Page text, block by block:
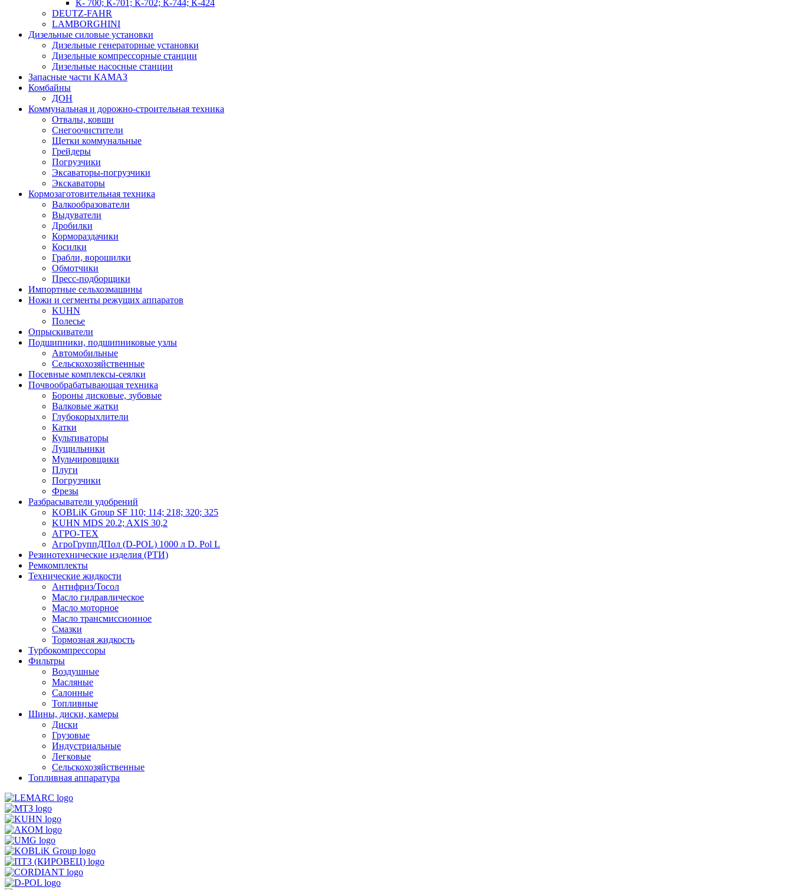
К- 700; К-701; К-702; К-744; К-424
DEUTZ-FAHR
LAMBORGHINI
Дизельные силовые установки
Дизельные генераторные установки
Дизельные компрессорные станции
Дизельные насосные станции
Запасные части КАМАЗ
Комбайны
ДОН
Коммунальная и дорожно-строительная техника
Отвалы, ковши
Снегоочистители
Щетки коммунальные
Грейдеры
Погрузчики
Эксаваторы-погрузчики
Экскаваторы
Кормозаготовительная техника
Валкообразователи
Выдуватели
Дробилки
Кормораздачики
Косилки
Грабли, ворошилки
Обмотчики
Пресс-подборщики
Импортные сельхозмашины
Ножи и сегменты режущих аппаратов
KUHN
Полесье
Опрыскиватели
Подшипники, подшипниковые узлы
Автомобильные
Сельскохозяйственные
Посевные комплексы-сеялки
Почвообрабатывающая техника
Бороны дисковые, зубовые
Валковые жатки
Глубокорыхлители
Катки
Культиваторы
Лущильники
Мульчировщики
Плуги
Погрузчики
Фрезы
Разбрасыватели удобрений
KOBLiK Group SF 110; 114; 218; 320; 325
KUHN MDS 20.2; AXIS 30,2
АГРО-ТЕХ
АгроГруппДПол (D-POL) 1000 л D. Pol L
Резинотехнические изделия (РТИ)
Ремкомплекты
Технические жидкости
Антифриз/Тосол
Масло гидравлическое
Масло моторное
Масло трансмиссионное
Смазки
Тормозная жидкость
Турбокомпрессоры
Фильтры
Воздушные
Масляные
Салонные
Топливные
Шины, диски, камеры
Диски
Грузовые
Индустриальные
Легковые
Сельскохозяйственные
Топливная аппаратура